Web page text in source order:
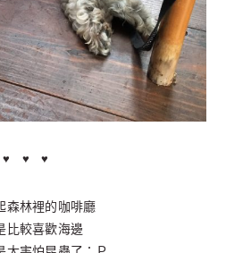
♥ ♥ ♥
森林裡的咖啡廳
比較喜歡海邊